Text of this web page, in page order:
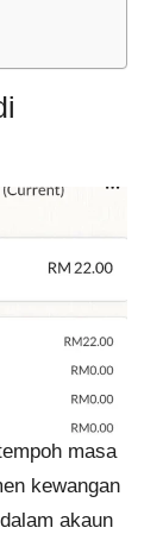
masa
kewangan
akaun